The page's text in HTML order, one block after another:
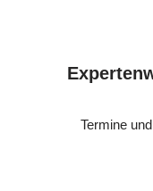
Termine